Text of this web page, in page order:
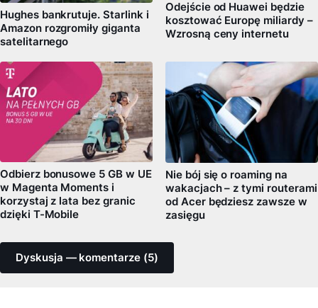
Hughes bankrutuje. Starlink i
Amazon rozgromiły giganta
satelitarnego
Odejście od Huawei będzie
kosztować Europę miliardy –
Wzrosną ceny internetu
Odbierz bonusowe 5 GB w UE
w Magenta Moments i
korzystaj z lata bez granic
dzięki T-Mobile
Nie bój się o roaming na
wakacjach – z tymi routerami
od Acer będziesz zawsze w
zasięgu
Dyskusja — komentarze (5)